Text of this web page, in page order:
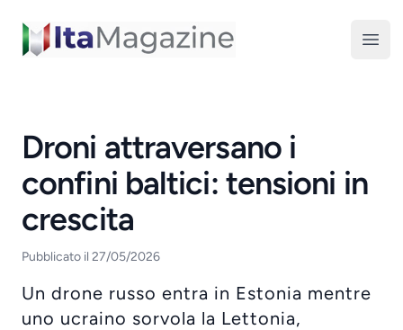
ItaMagazine
Droni attraversano i
confini baltici: tensioni in
crescita
Pubblicato il 27/05/2026
Un drone russo entra in Estonia mentre
uno ucraino sorvola la Lettonia,